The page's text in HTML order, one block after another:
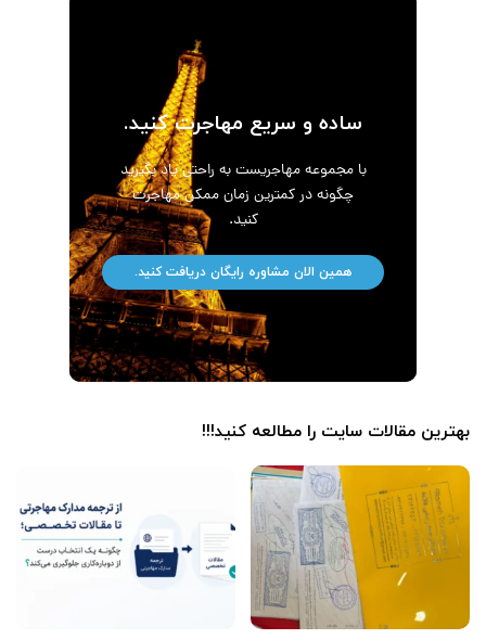
ساده و سریع مهاجرت کنید.
با مجموعه مهاجریست به راحتی یاد بگیرید
چگونه در کمترین زمان ممکن مهاجرت
کنید.
همین الان مشاوره رایگان دریافت کنید.
بهترین مقالات سایت را مطالعه کنید!!!